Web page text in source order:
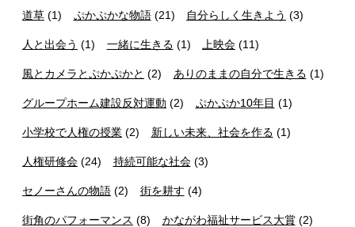
道草 (1) ぷかぷかな物語(21) 自分らしく生きよう (3)
人と出会う (1) 一緒に生きる (1) 上映会 (11)
風とカメラとぷかぷかと (2) ありのままの自分で生きる (1)
グループホーム建設反対運動 (2) ぷかぷか10年目 (1)
小学校で人権の授業 (2) 新しい未来、社会を作る (1)
人権研修会 (24) 持続可能な社会(3)
セノーさんの物語 (2) 街を耕す (4)
街角のパフォーマンス (8) かながわ福祉サービス大賞(2)